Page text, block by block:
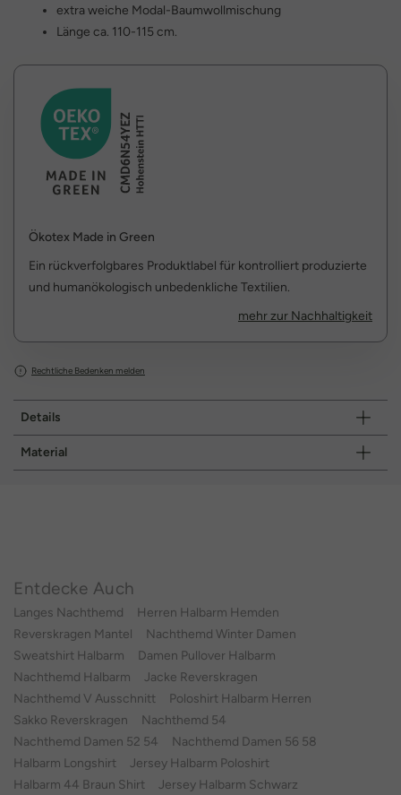
extra weiche Modal-Baumwollmischung
Länge ca. 110-115 cm.
Ökotex Made in Green
Ein rückverfolgbares Produktlabel für kontrolliert produzierte
und humanökologisch unbedenkliche Textilien.
mehr zur Nachhaltigkeit
Rechtliche Bedenken melden
Details
Material
Entdecke Auch
Langes Nachthemd
Herren Halbarm Hemden
Reverskragen Mantel
Nachthemd Winter Damen
Sweatshirt Halbarm
Damen Pullover Halbarm
Nachthemd Halbarm
Jacke Reverskragen
Nachthemd V Ausschnitt
Poloshirt Halbarm Herren
Sakko Reverskragen
Nachthemd 54
Nachthemd Damen 52 54
Nachthemd Damen 56 58
Halbarm Longshirt
Jersey Halbarm Poloshirt
Halbarm 44 Braun Shirt
Jersey Halbarm Schwarz